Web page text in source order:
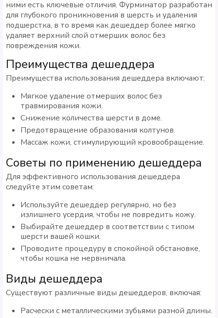
ними есть ключевые отличия. Фурминатор разработан
для глубокого проникновения в шерсть и удаления
подшерстка, в то время как дешеддер более мягко
удаляет верхний слой отмерших волос без
повреждения кожи.
Преимущества дешеддера
Преимущества использования дешеддера включают:
Мягкое удаление отмерших волос без
травмирования кожи.
Снижение количества шерсти в доме.
Предотвращение образования колтунов.
Массаж кожи, стимулирующий кровообращение.
Советы по применению дешеддера
Для эффективного использования дешеддера
следуйте этим советам:
Используйте дешеддер регулярно, но без
излишнего усердия, чтобы не повредить кожу.
Выбирайте дешеддер в соответствии с типом
шерсти вашей кошки.
Проводите процедуру в спокойной обстановке,
чтобы кошка не нервничала.
Виды дешеддера
Существуют различные виды дешеддеров, включая:
Расчески с металлическими зубьями разной длины.